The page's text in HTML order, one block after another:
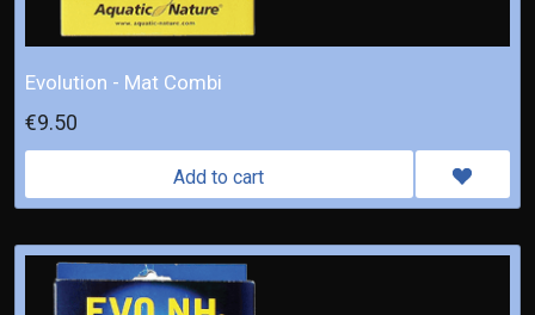
Evolution - Mat Combi
€9.50
Add to cart